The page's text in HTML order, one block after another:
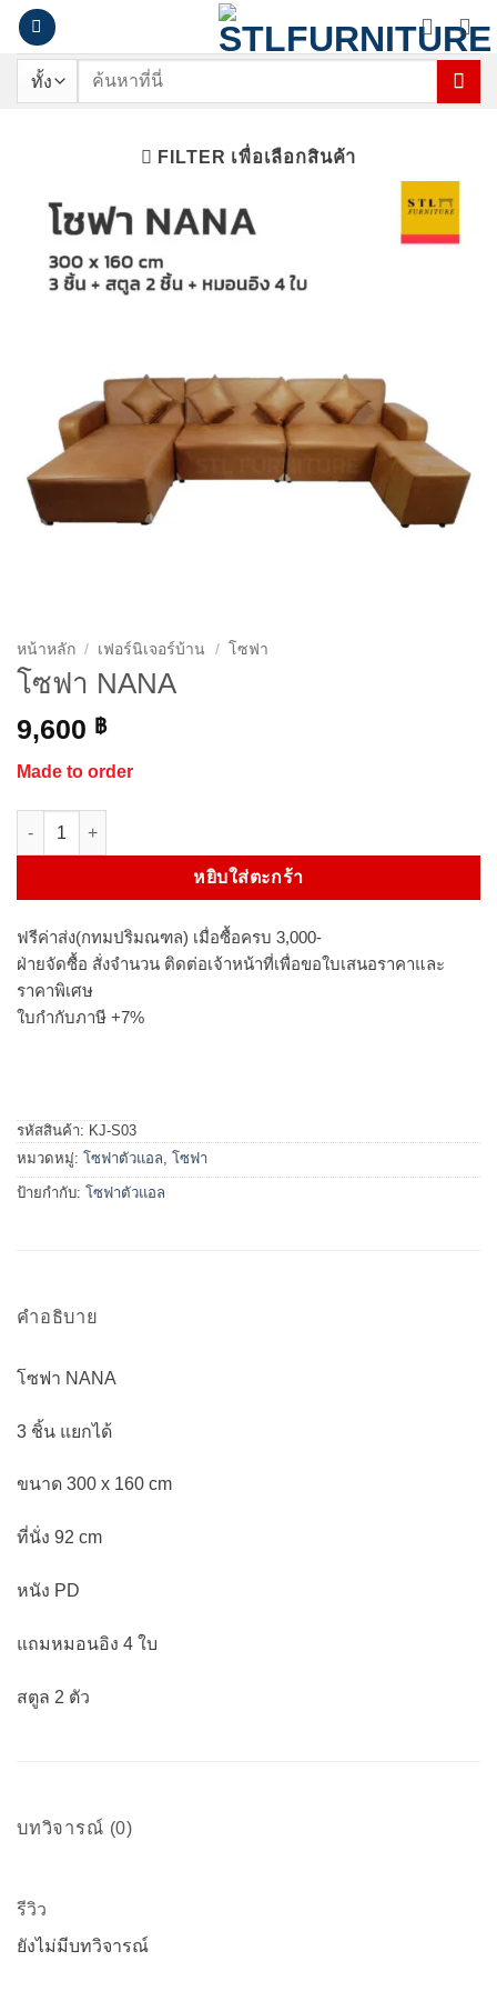
ข้าม
เนื้อหา
ค้นหา:
FILTER เพื่อเลือกสินค้า
หน้าหลัก / เฟอร์นิเจอร์บ้าน / โซฟา
โซฟา NANA
9,600 ฿
Made to order
หยิบใส่ตะกร้า
ฟรีค่าส่ง(กทมปริมณฑล) เมื่อซื้อครบ 3,000-
ฝ่ายจัดซื้อ สั่งจำนวน ติดต่อเจ้าหน้าที่เพื่อขอใบเสนอราคาและ
ราคาพิเศษ
ใบกำกับภาษี +7%
รหัสสินค้า: KJ-S03
หมวดหมู่: โซฟาตัวแอล โซฟา
ป้ายกำกับ: โซฟาตัวแอล
คำอธิบาย
โซฟา NANA
3 ชิ้น แยกได้
ขนาด 300 x 160 cm
ที่นั่ง 92 cm
หนัง PD
แถมหมอนอิง 4 ใบ
สตูล 2 ตัว
บทวิจารณ์ (0)
รีวิว
ยังไม่มีบทวิจารณ์